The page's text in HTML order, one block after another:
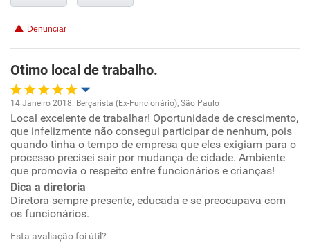
Benefícios
Recomenda a diretoria
Denunciar
Otimo local de trabalho.
Oportunidade de promoção
Ambiente de trabalho
Conciliação com a vida familiar
14 Janeiro 2018. Berçarista (Ex-Funcionário), São Paulo
Local excelente de trabalhar! Oportunidade de crescimento,
que infelizmente não consegui participar de nenhum, pois
quando tinha o tempo de empresa que eles exigiam para o
processo precisei sair por mudança de cidade. Ambiente
que promovia o respeito entre funcionários e crianças!
Dica a diretoria
Diretora sempre presente, educada e se preocupava com
os funcionários.
Esta avaliação foi útil?